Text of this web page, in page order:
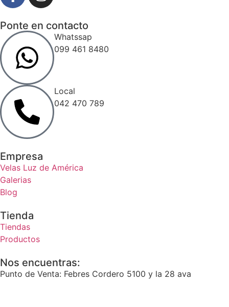
Ponte en contacto
Whatssap
099 461 8480
Local
042 470 789
Empresa
Velas Luz de América
Galerias
Blog
Tienda
Tiendas
Productos
Nos encuentras:
Punto de Venta: Febres Cordero 5100 y la 28 ava